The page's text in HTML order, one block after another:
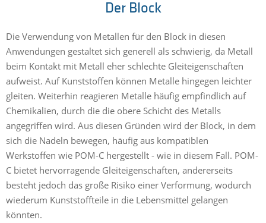
Der Block
Die Verwendung von Metallen für den Block in diesen
Anwendungen gestaltet sich generell als schwierig, da Metall
beim Kontakt mit Metall eher schlechte Gleiteigenschaften
aufweist. Auf Kunststoffen können Metalle hingegen leichter
gleiten. Weiterhin reagieren Metalle häufig empfindlich auf
Chemikalien, durch die die obere Schicht des Metalls
angegriffen wird. Aus diesen Gründen wird der Block, in dem
sich die Nadeln bewegen, häufig aus kompatiblen
Werkstoffen wie POM-C hergestellt - wie in diesem Fall. POM-
C bietet hervorragende Gleiteigenschaften, andererseits
besteht jedoch das große Risiko einer Verformung, wodurch
wiederum Kunststoffteile in die Lebensmittel gelangen
könnten.